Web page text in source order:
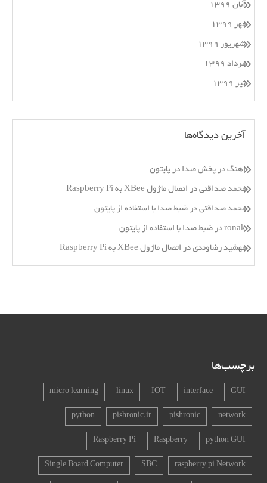
آبان ۱۳۹۹
مهر ۱۳۹۹
شهریور ۱۳۹۹
مرداد ۱۳۹۹
تیر ۱۳۹۹
آخرین دیدگاه‌ها
اهنگ در پخش صدا در پایتون
محمد صداقتی در اتصال ماژول XBee به Raspberry Pi
محمد صداقتی در ضبط صدا با استفاده از پایتون
ronak در ضبط صدا با استفاده از پایتون
مهشید رضاوندی در اتصال ماژول XBee به Raspberry Pi
برچسب‌ها
GUI
interface
IOT
linux
micro learning
network
pishronic
pishronic.ir
python
python GUI
Raspberry
Raspberry Pi
raspberry pi Network
SBC
Single Board Computer